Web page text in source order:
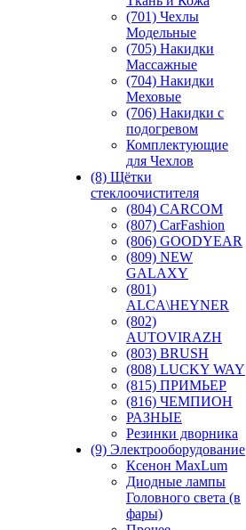
(701) Чехлы
Модельные
(705) Накидки
Массажные
(704) Накидки
Меховые
(706) Накидки с
подогревом
Комплектующие
для Чехлов
(8) Щётки
стеклоочистителя
(804) CARCOM
(807) CarFashion
(806) GOODYEAR
(809) NEW
GALAXY
(801)
ALCA\HEYNER
(802)
AUTOVIRAZH
(803) BRUSH
(808) LUCKY WAY
(815) ПРИМЬЕР
(816) ЧЕМПИОН
РАЗНЫЕ
Резинки дворника
(9) Электрооборудование
Ксенон MaxLum
Диодные лампы
Головного света (в
фары)